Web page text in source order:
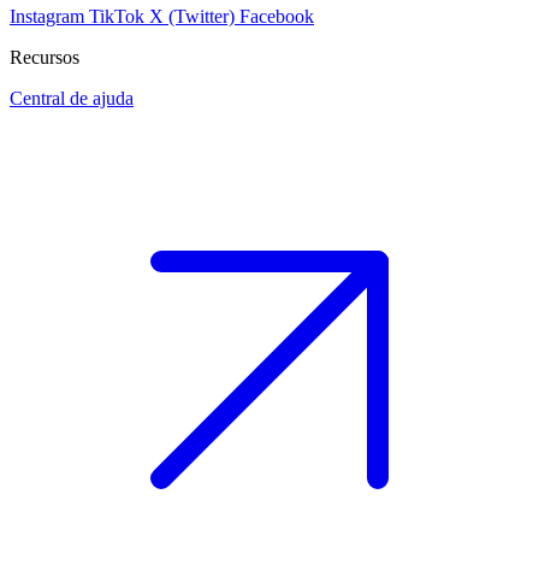
Instagram TikTok X (Twitter) Facebook
Recursos
Central de ajuda